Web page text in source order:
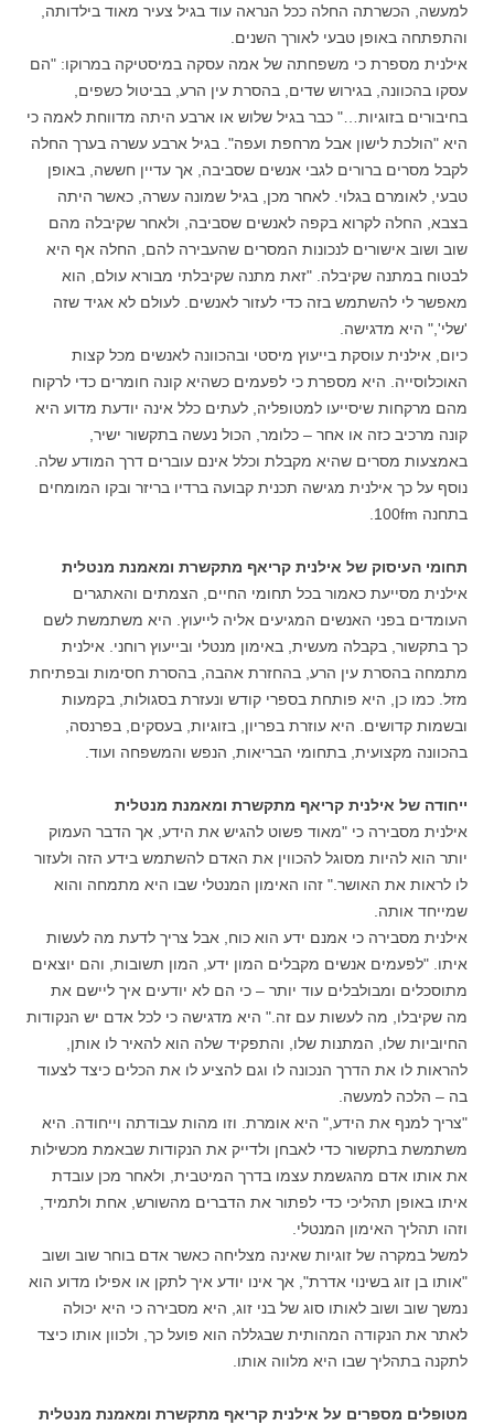
למעשה, הכשרתה החלה ככל הנראה עוד בגיל צעיר מאוד בילדותה,
והתפתחה באופן טבעי לאורך השנים.
אילנית מספרת כי משפחתה של אמה עסקה במיסטיקה במרוקו: "הם
עסקו בהכוונה, בגירוש שדים, בהסרת עין הרע, בביטול כשפים,
בחיבורים בזוגיות…" כבר בגיל שלוש או ארבע היתה מדווחת לאמה כי
היא "הולכת לישון אבל מרחפת ועפה". בגיל ארבע עשרה בערך החלה
לקבל מסרים ברורים לגבי אנשים שסביבה, אך עדיין חששה, באופן
טבעי, לאומרם בגלוי. לאחר מכן, בגיל שמונה עשרה, כאשר היתה
בצבא, החלה לקרוא בקפה לאנשים שסביבה, ולאחר שקיבלה מהם
שוב ושוב אישורים לנכונות המסרים שהעבירה להם, החלה אף היא
לבטוח במתנה שקיבלה. "זאת מתנה שקיבלתי מבורא עולם, הוא
מאפשר לי להשתמש בזה כדי לעזור לאנשים. לעולם לא אגיד שזה
'שלי'," היא מדגישה.
כיום, אילנית עוסקת בייעוץ מיסטי ובהכוונה לאנשים מכל קצות
האוכלוסייה. היא מספרת כי לפעמים כשהיא קונה חומרים כדי לרקוח
מהם מרקחות שיסייעו למטופליה, לעתים כלל אינה יודעת מדוע היא
קונה מרכיב כזה או אחר – כלומר, הכול נעשה בתקשור ישיר,
באמצעות מסרים שהיא מקבלת וכלל אינם עוברים דרך המודע שלה.
נוסף על כך אילנית מגישה תכנית קבועה ברדיו בריזר ובקו המומחים
בתחנה 100fm.
תחומי העיסוק של אילנית קריאף מתקשרת ומאמנת מנטלית
אילנית מסייעת כאמור בכל תחומי החיים, הצמתים והאתגרים
העומדים בפני האנשים המגיעים אליה לייעוץ. היא משתמשת לשם
כך בתקשור, בקבלה מעשית, באימון מנטלי ובייעוץ רוחני. אילנית
מתמחה בהסרת עין הרע, בהחזרת אהבה, בהסרת חסימות ובפתיחת
מזל. כמו כן, היא פותחת בספרי קודש ונעזרת בסגולות, בקמעות
ובשמות קדושים. היא עוזרת בפריון, בזוגיות, בעסקים, בפרנסה,
בהכוונה מקצועית, בתחומי הבריאות, הנפש והמשפחה ועוד.
ייחודה של אילנית קריאף מתקשרת ומאמנת מנטלית
אילנית מסבירה כי "מאוד פשוט להגיש את הידע, אך הדבר העמוק
יותר הוא להיות מסוגל להכווין את האדם להשתמש בידע הזה ולעזור
לו לראות את האושר." זהו האימון המנטלי שבו היא מתמחה והוא
שמייחד אותה.
אילנית מסבירה כי אמנם ידע הוא כוח, אבל צריך לדעת מה לעשות
איתו. "לפעמים אנשים מקבלים המון ידע, המון תשובות, והם יוצאים
מתוסכלים ומבולבלים עוד יותר – כי הם לא יודעים איך ליישם את
מה שקיבלו, מה לעשות עם זה." היא מדגישה כי לכל אדם יש הנקודות
החיוביות שלו, המתנות שלו, והתפקיד שלה הוא להאיר לו אותן,
להראות לו את הדרך הנכונה לו וגם להציע לו את הכלים כיצד לצעוד
בה – הלכה למעשה.
"צריך למנף את הידע," היא אומרת. וזו מהות עבודתה וייחודה. היא
משתמשת בתקשור כדי לאבחן ולדייק את הנקודות שבאמת מכשילות
את אותו אדם מהגשמת עצמו בדרך המיטבית, ולאחר מכן עובדת
איתו באופן תהליכי כדי לפתור את הדברים מהשורש, אחת ולתמיד,
וזהו תהליך האימון המנטלי.
למשל במקרה של זוגיות שאינה מצליחה כאשר אדם בוחר שוב ושוב
"אותו בן זוג בשינוי אדרת", אך אינו יודע איך לתקן או אפילו מדוע הוא
נמשך שוב ושוב לאותו סוג של בני זוג, היא מסבירה כי היא יכולה
לאתר את הנקודה המהותית שבגללה הוא פועל כך, ולכוון אותו כיצד
לתקנה בתהליך שבו היא מלווה אותו.
מטופלים מספרים על אילנית קריאף מתקשרת ומאמנת מנטלית